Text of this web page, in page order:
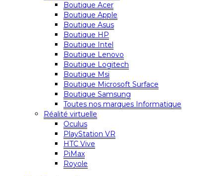
Boutique Acer
Boutique Apple
Boutique Asus
Boutique HP
Boutique Intel
Boutique Lenovo
Boutique Logitech
Boutique Msi
Boutique Microsoft Surface
Boutique Samsung
Toutes nos marques Informatique
Réalité virtuelle
Oculus
PlayStation VR
HTC Vive
PiMax
Royole